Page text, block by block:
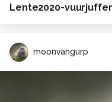
moonvangurp